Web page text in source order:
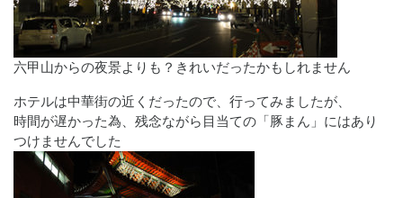
六甲山からの夜景よりも？きれいだったかもしれません
ホテルは中華街の近くだったので、行ってみましたが、
時間が遅かった為、残念ながら目当ての「豚まん」にはあり
つけませんでした